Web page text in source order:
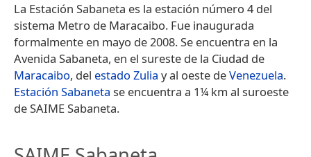
La Estación Sabaneta​ es la estación número 4 del
sistema Metro de Maracaibo. Fue inaugurada
formalmente en mayo de 2008. Se encuentra en la
Avenida Sabaneta, en el sureste de la Ciudad de
Maracaibo, del estado Zulia y al oeste deVenezuela.
Estación Sabaneta se encuentra a 1¼ km al suroeste
de SAIME Sabaneta.